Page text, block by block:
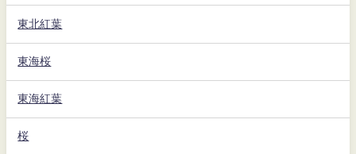
東北紅葉
東海桜
東海紅葉
桜